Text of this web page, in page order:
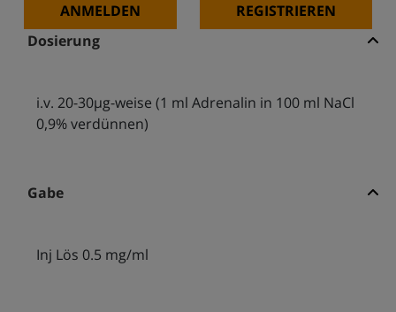
ANMELDEN REGISTRIEREN
Dosierung
i.v. 20-30µg-weise (1 ml Adrenalin in 100 ml NaCl
0,9% verdünnen)
Gabe
Inj Lös 0.5 mg/ml